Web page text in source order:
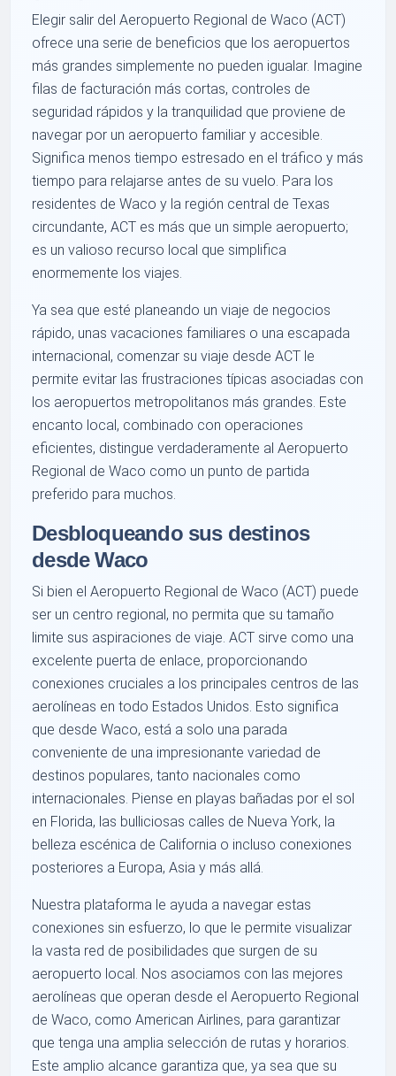
Elegir salir del Aeropuerto Regional de Waco (ACT)
ofrece una serie de beneficios que los aeropuertos
más grandes simplemente no pueden igualar. Imagine
filas de facturación más cortas, controles de
seguridad rápidos y la tranquilidad que proviene de
navegar por un aeropuerto familiar y accesible.
Significa menos tiempo estresado en el tráfico y más
tiempo para relajarse antes de su vuelo. Para los
residentes de Waco y la región central de Texas
circundante, ACT es más que un simple aeropuerto;
es un valioso recurso local que simplifica
enormemente los viajes.
Ya sea que esté planeando un viaje de negocios
rápido, unas vacaciones familiares o una escapada
internacional, comenzar su viaje desde ACT le
permite evitar las frustraciones típicas asociadas con
los aeropuertos metropolitanos más grandes. Este
encanto local, combinado con operaciones
eficientes, distingue verdaderamente al Aeropuerto
Regional de Waco como un punto de partida
preferido para muchos.
Desbloqueando sus destinos
desde Waco
Si bien el Aeropuerto Regional de Waco (ACT) puede
ser un centro regional, no permita que su tamaño
limite sus aspiraciones de viaje. ACT sirve como una
excelente puerta de enlace, proporcionando
conexiones cruciales a los principales centros de las
aerolíneas en todo Estados Unidos. Esto significa
que desde Waco, está a solo una parada
conveniente de una impresionante variedad de
destinos populares, tanto nacionales como
internacionales. Piense en playas bañadas por el sol
en Florida, las bulliciosas calles de Nueva York, la
belleza escénica de California o incluso conexiones
posteriores a Europa, Asia y más allá.
Nuestra plataforma le ayuda a navegar estas
conexiones sin esfuerzo, lo que le permite visualizar
la vasta red de posibilidades que surgen de su
aeropuerto local. Nos asociamos con las mejores
aerolíneas que operan desde el Aeropuerto Regional
de Waco, como American Airlines, para garantizar
que tenga una amplia selección de rutas y horarios.
Este amplio alcance garantiza que, ya sea que su